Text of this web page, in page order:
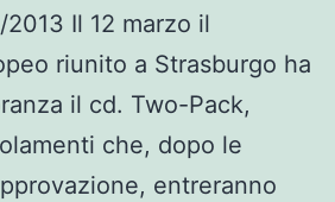
Il 12 marzo il
riunito a Strasburgo ha
il cd. Two-Pack,
che, dopo le
entreranno